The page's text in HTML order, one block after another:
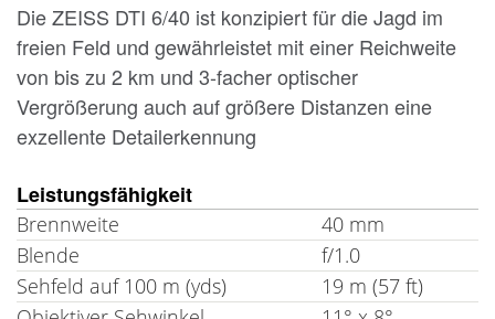
Die ZEISS DTI 6/40 ist konzipiert für die Jagd im
freien Feld und gewährleistet mit einer Reichweite
von bis zu 2 km und 3-facher optischer
Vergrößerung auch auf größere Distanzen eine
exzellente Detailerkennung
Leistungsfähigkeit
Brennweite
40 mm
Blende
f/1.0
Sehfeld auf 100 m (yds)
19 m (57 ft)